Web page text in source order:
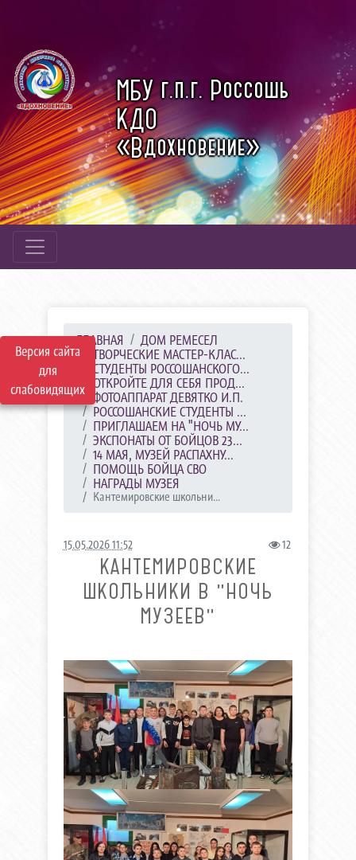
Версия сайта
для
слабовидящих
МБУ г.п.г. Россошь
КДО
«Вдохновение»
ГЛАВНАЯ
ДОМ РЕМЕСЕЛ
ТВОРЧЕСКИЕ МАСТЕР-КЛАС...
СТУДЕНТЫ РОССОШАНСКОГО...
ОТКРОЙТЕ ДЛЯ СЕБЯ ПРОД...
ФОТОАППАРАТ ДЕВЯТКО И.П.
РОССОШАНСКИЕ СТУДЕНТЫ ...
ПРИГЛАШАЕМ НА "НОЧЬ МУ...
ЭКСПОНАТЫ ОТ БОЙЦОВ 23...
14 МАЯ, МУЗЕЙ РАСПАХНУ...
ПОМОЩЬ БОЙЦА СВО
НАГРАДЫ МУЗЕЯ
Кантемировские школьни...
15.05.2026 11:52 12
КАНТЕМИРОВСКИЕ
ШКОЛЬНИКИ В "НОЧЬ
МУЗЕЕВ"